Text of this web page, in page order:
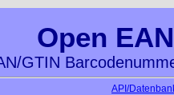
Open
GTIN
API/